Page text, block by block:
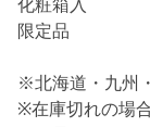
限定品
※北海道・九州
※在庫切れの場